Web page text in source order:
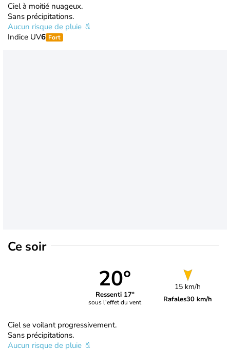
Ciel à moitié nuageux.
Sans précipitations.
Aucun risque de pluie
Indice UV6 Fort
Ce soir
20°
Ressenti 17°
sous l'effet du vent
15 km/h
Rafales30 km/h
Ciel se voilant progressivement.
Sans précipitations.
Aucun risque de pluie